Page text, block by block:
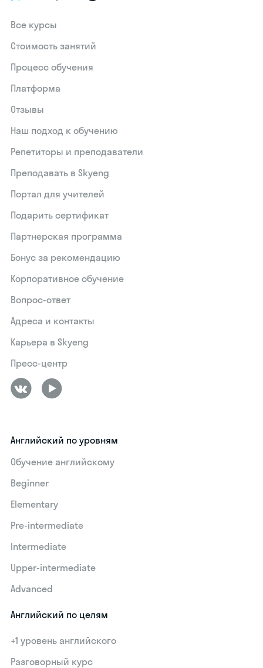
Все курсы
Стоимость занятий
Процесс обучения
Платформа
Отзывы
Наш подход к обучению
Репетиторы и преподаватели
Преподавать в Skyeng
Портал для учителей
Подарить сертификат
Партнерская программа
Бонус за рекомендацию
Корпоративное обучение
Вопрос-ответ
Адреса и контакты
Карьера в Skyeng
Пресс-центр
Английский по уровням
Обучение английскому
Beginner
Elementary
Pre-intermediate
Intermediate
Upper-intermediate
Advanced
Английский по целям
+1 уровень английского
Разговорный курс